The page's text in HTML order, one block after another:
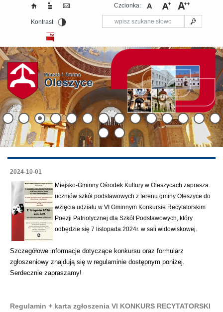
Czcionka:
Kontrast
2024-10-01
Miejsko-Gminny Ośrodek Kultury w Oleszycach zaprasza
uczniów szkół podstawowych z terenu gminy Oleszyce do
wzięcia udziału w VI Gminnym Konkursie Recytatorskim
Poezji Patriotycznej dla Szkół Podstawowych, który
odbędzie się 7 listopada 2024r. w sali widowiskowej.
Szczegółowe informacje dotyczące konkursu oraz formularz
zgłoszeniowy znajdują się w regulaminie dostępnym poniżej.
Serdecznie zapraszamy!
Regulamin + karta zgłoszenia VI KONKURS RECYTATORSKI